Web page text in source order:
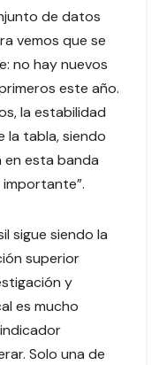
de datos
vemos que se
no hay nuevos
este año.
la estabilidad
la tabla, siendo
en esta banda
sigue siendo la
superior
y
es mucho
Solo una de